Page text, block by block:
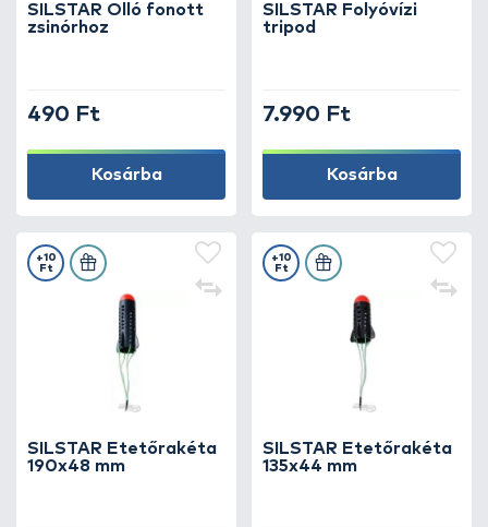
SILSTAR Olló fonott
zsinórhoz
490 Ft
Kosárba
SILSTAR Folyóvízi
tripod
7.990 Ft
Kosárba
SILSTAR Etetőrakéta
190x48 mm
+10
Ft
SILSTAR Etetőrakéta
135x44 mm
+10
Ft